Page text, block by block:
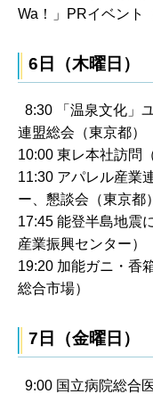
Wa！」PRイベント
6日（木曜日）
8:30 「温泉文化」
連盟総会（東京都）
10:00 東レ本社訪問
11:30 アパレル産業
ー、懇談会（東京都）
17:45 能登半島地震
産業振興センター）
19:20 加能ガニ・香
総合市場）
7日（金曜日）
9:00 国立病院総合